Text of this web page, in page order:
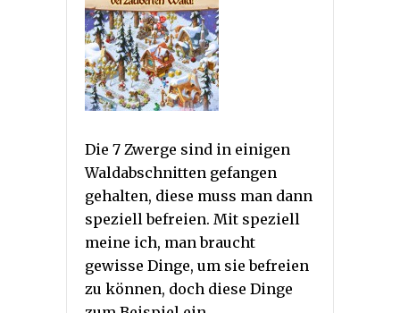
Die 7 Zwerge sind in einigen
Waldabschnitten gefangen
gehalten, diese muss man dann
speziell befreien. Mit speziell
meine ich, man braucht
gewisse Dinge, um sie befreien
zu können, doch diese Dinge